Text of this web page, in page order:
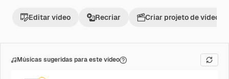
Editar vídeo Recriar Criar projeto de vídeo
Músicas sugeridas para este vídeo